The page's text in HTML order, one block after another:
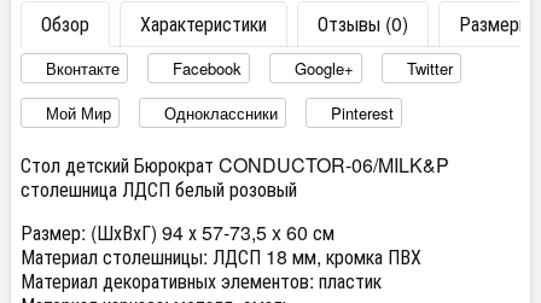
Обзор Характеристики Отзывы (0) Размеры
Вконтакте Facebook Google+
Twitter
Мой Мир
Одноклассники Pinterest
Стол детский Бюрократ CONDUCTOR-06/MILK&P
столешница ЛДСП белый розовый
Размер: (ШхВхГ) 94 х 57-73,5 x 60 см
Материал столешницы: ЛДСП 18 мм, кромка ПВХ
Материал декоративных элементов: пластик